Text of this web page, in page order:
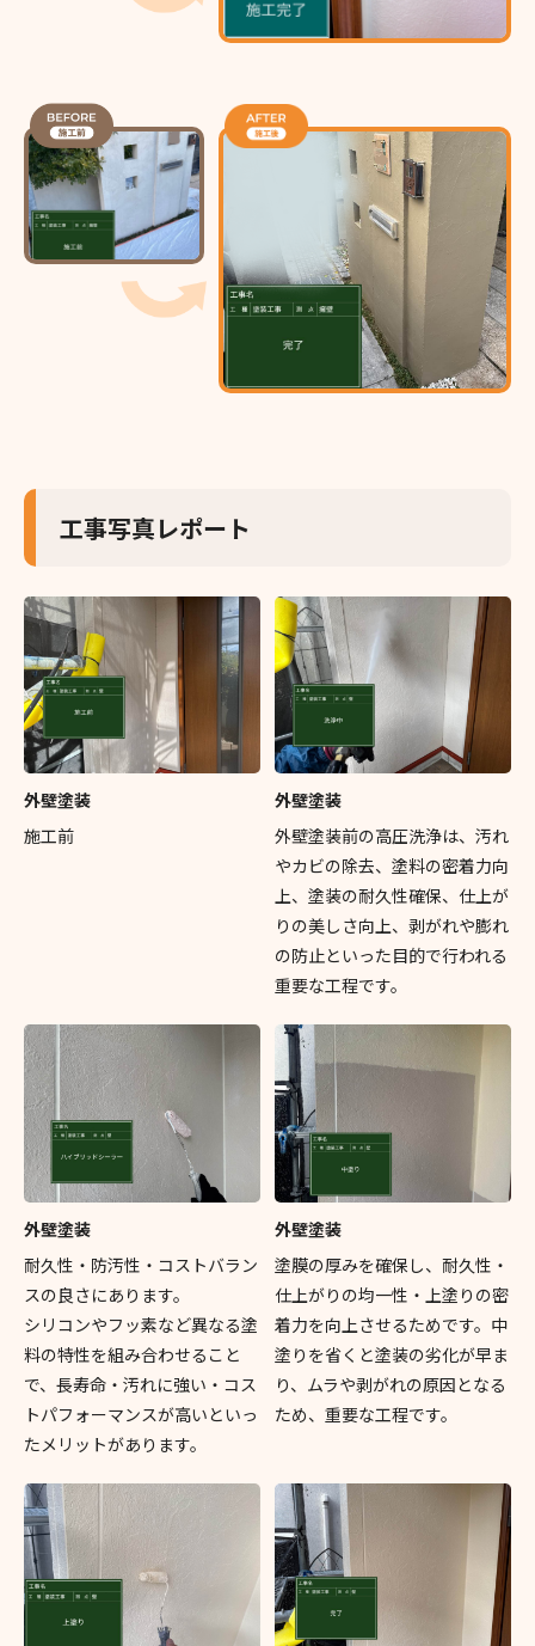
工事写真レポート
外壁塗装
施工前
外壁塗装
外壁塗装前の高圧洗浄は、汚れ
やカビの除去、塗料の密着力向
上、塗装の耐久性確保、仕上が
りの美しさ向上、剥がれや膨れ
の防止といった目的で行われる
重要な工程です。
外壁塗装
耐久性・防汚性・コストバラン
スの良さにあります。
シリコンやフッ素など異なる塗
料の特性を組み合わせること
で、長寿命・汚れに強い・コス
トパフォーマンスが高いといっ
たメリットがあります。
外壁塗装
塗膜の厚みを確保し、耐久性・
仕上がりの均一性・上塗りの密
着力を向上させるためです。中
塗りを省くと塗装の劣化が早ま
り、ムラや剥がれの原因となる
ため、重要な工程です。